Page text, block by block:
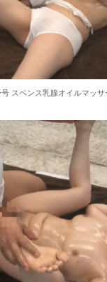
れました…THE BEST
人女子アナと結婚www
は猫かぶり!?
ヌード】
勝つにはどうしたら
スペンス乳腺オイルマッ